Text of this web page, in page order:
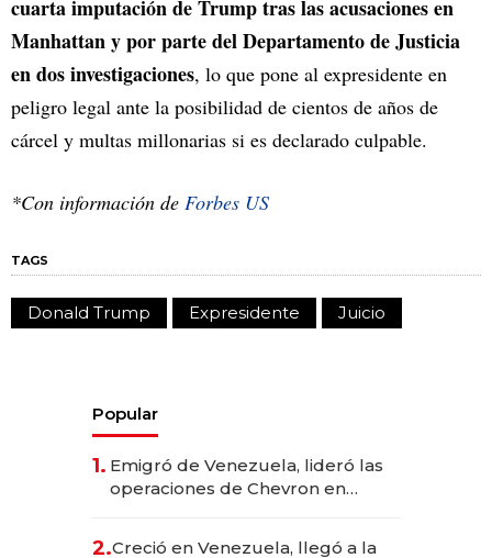
cuarta imputación de Trump tras las acusaciones en
Manhattan y por parte del Departamento de Justicia
en dos investigaciones, lo que pone al expresidente en
peligro legal ante la posibilidad de cientos de años de
cárcel y multas millonarias si es declarado culpable.
*Con información de Forbes US
TAGS
Donald Trump Expresidente Juicio
Popular
1. Emigró de Venezuela, lideró las
operaciones de Chevron en
2.Creció en Venezuela, llegó a la